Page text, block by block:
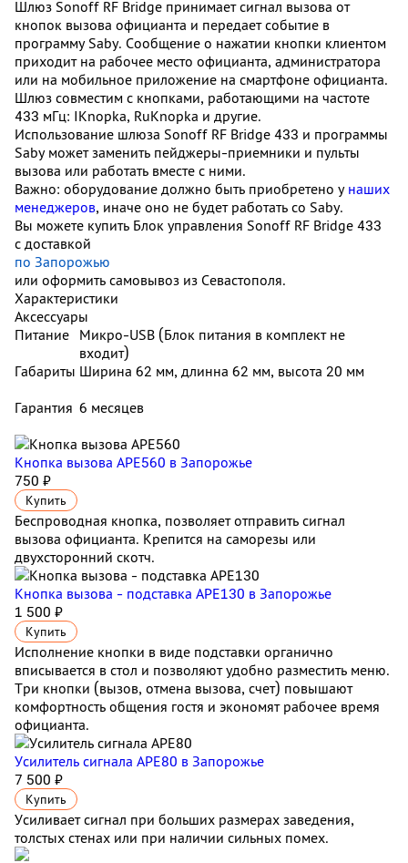
Шлюз Sonoff RF Bridge принимает сигнал вызова от
кнопок вызова официанта и передает событие в
программу Saby. Сообщение о нажатии кнопки клиентом
приходит на рабочее место официанта, администратора
или на мобильное приложение на смартфоне официанта.
Шлюз совместим с кнопками, работающими на частоте
433 мГц: IKnopka, RuKnopka и другие.
Использование шлюза Sonoff RF Bridge 433 и программы
Saby может заменить пейджеры-приемники и пульты
вызова или работать вместе с ними.
Важно: оборудование должно быть приобретено у наших
менеджеров, иначе оно не будет работать со Saby.
Вы можете купить Блок управления Sonoff RF Bridge 433
с доставкой
по Запорожью
или оформить самовывоз из Севастополя.
Характеристики
Аксессуары
Питание Микро-USB (Блок питания в комплект не
входит)
Габариты Ширина 62 мм, длинна 62 мм, высота 20 мм
Гарантия 6 месяцев
Кнопка вызова АРЕ560 в Запорожье
750 ₽
Купить
Беспроводная кнопка, позволяет отправить сигнал
вызова официанта. Крепится на саморезы или
двухсторонний скотч.
Кнопка вызова - подставка АРЕ130 в Запорожье
1 500 ₽
Купить
Исполнение кнопки в виде подставки органично
вписывается в стол и позволяют удобно разместить меню.
Три кнопки (вызов, отмена вызова, счет) повышают
комфортность общения гостя и экономят рабочее время
официанта.
Усилитель сигнала APE80 в Запорожье
7 500 ₽
Купить
Усиливает сигнал при больших размерах заведения,
толстых стенах или при наличии сильных помех.